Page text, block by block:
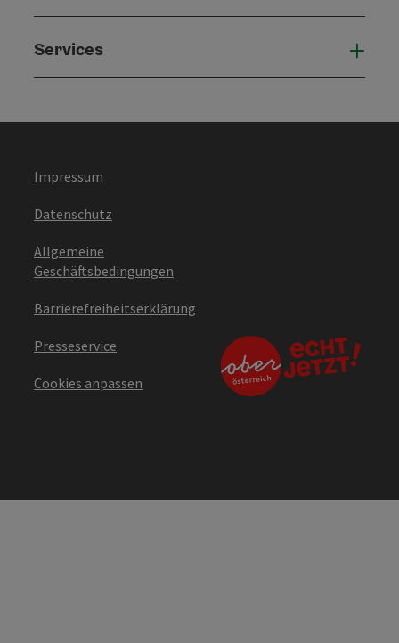
Services
Impressum
Datenschutz
Allgemeine
Geschäftsbedingungen
Barrierefreiheitserklärung
Presseservice
Cookies anpassen